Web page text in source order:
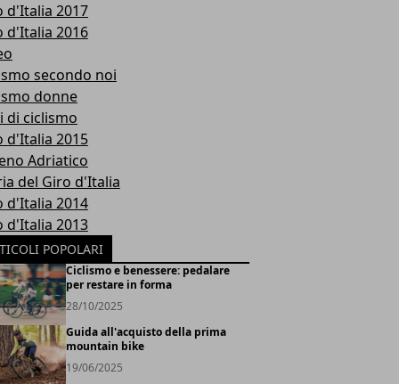
d'Italia 2017
d'Italia 2016
secondo noi
donne
di ciclismo
d'Italia 2015
Adriatico
del Giro d'Italia
d'Italia 2014
d'Italia 2013
POPOLARI
Ciclismo e benessere: pedalare
per restare in forma
28/10/2025
Guida all'acquisto della prima
mountain bike
19/06/2025